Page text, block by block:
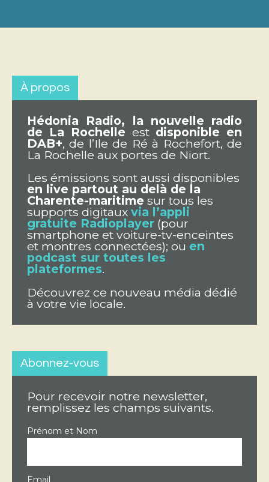
À propos
Hédonia Radio, la nouvelle radio
de La Rochelle est disponible en
DAB+, de l’Ile de Ré à Rochefort, de
La Rochelle aux portes de Niort.
Les émissions sont aussi disponibles
en live partout au delà de la
Charente-maritime sur tous les
supports digitaux via l’appli
gratuite Radioplayer (pour
smartphone et voiture-tv-enceintes
et montres connectées); ou en
podcast sur toutes les
plateformes.
Découvrez ce nouveau média dédié
à votre vie locale.
Abonnez-vous
Pour recevoir notre newsletter,
remplissez les champs suivants.
Prénom et Nom
Email